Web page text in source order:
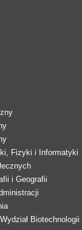
Fizyki i Informatyki
i Geografii
Biotechnologii